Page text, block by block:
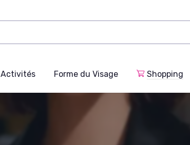
Activités Forme du Visage Shopping